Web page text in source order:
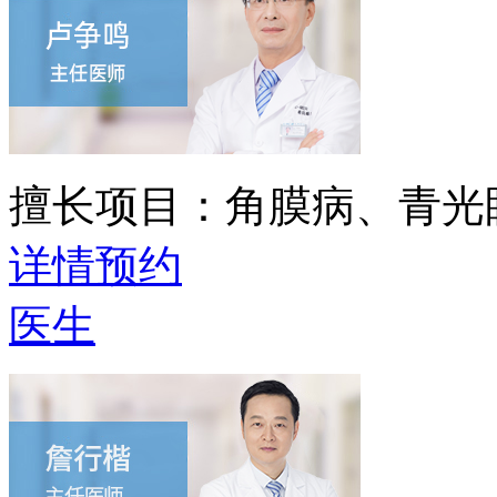
擅长项目： 角膜病、青
详情预约
医生